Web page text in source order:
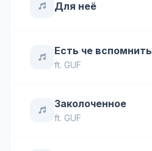
Для неё
Есть че вспомнить
ft. GUF
Заколоченное
ft. GUF